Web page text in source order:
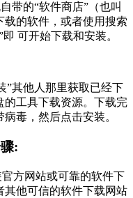
带的“软件商店”（也叫
载的软件，或者使用搜索
可开始下载和安装。
”其他人那里获取已经下
的工具下载资源。下载完
毒，然后点击安装。
:
方网站或可靠的软件下
其他可信的软件下载网站